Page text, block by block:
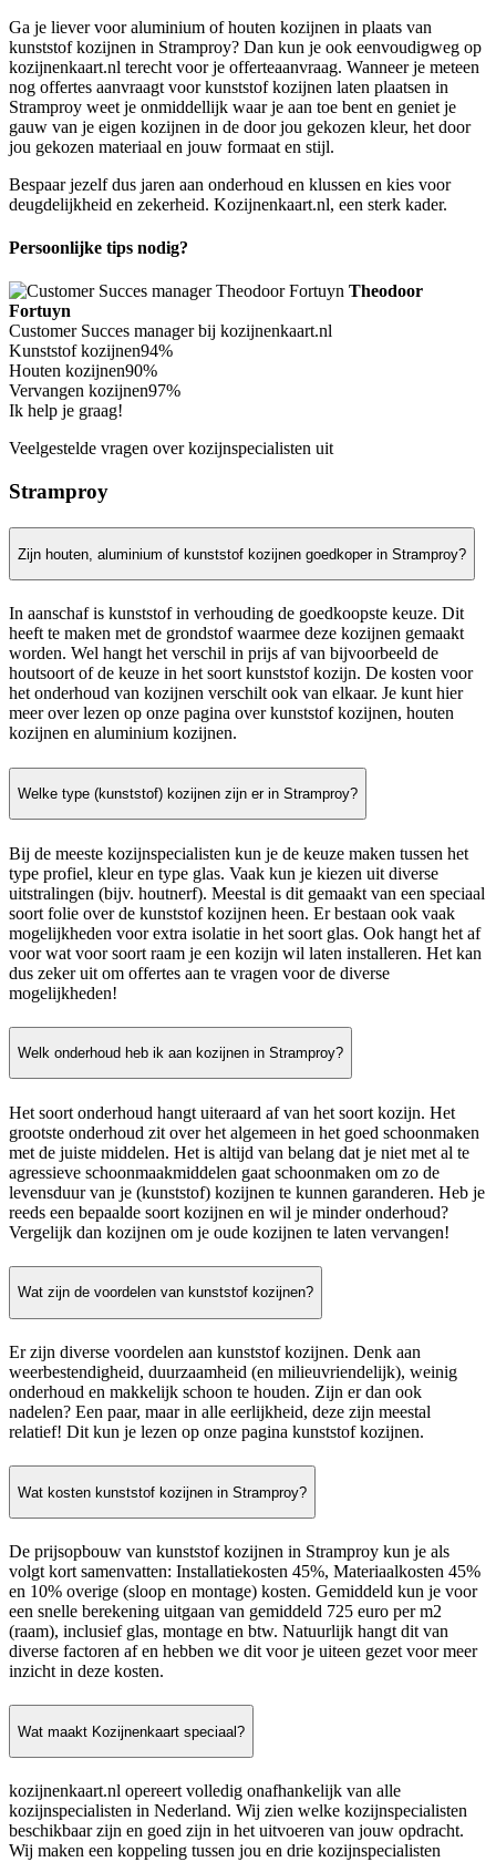
Ga je liever voor aluminium of houten kozijnen in plaats van
kunststof kozijnen in Stramproy? Dan kun je ook eenvoudigweg op
kozijnenkaart.nl terecht voor je offerteaanvraag. Wanneer je meteen
nog offertes aanvraagt voor kunststof kozijnen laten plaatsen in
Stramproy weet je onmiddellijk waar je aan toe bent en geniet je
gauw van je eigen kozijnen in de door jou gekozen kleur, het door
jou gekozen materiaal en jouw formaat en stijl.
Bespaar jezelf dus jaren aan onderhoud en klussen en kies voor
deugdelijkheid en zekerheid. Kozijnenkaart.nl, een sterk kader.
Persoonlijke tips nodig?
Theodoor
Fortuyn
Customer Succes manager bij kozijnenkaart.nl
Kunststof kozijnen94%
Houten kozijnen90%
Vervangen kozijnen97%
Ik help je graag!
Veelgestelde vragen over kozijnspecialisten uit
Stramproy
Zijn houten, aluminium of kunststof kozijnen goedkoper in Stramproy?
In aanschaf is kunststof in verhouding de goedkoopste keuze. Dit
heeft te maken met de grondstof waarmee deze kozijnen gemaakt
worden. Wel hangt het verschil in prijs af van bijvoorbeeld de
houtsoort of de keuze in het soort kunststof kozijn. De kosten voor
het onderhoud van kozijnen verschilt ook van elkaar. Je kunt hier
meer over lezen op onze pagina over kunststof kozijnen, houten
kozijnen en aluminium kozijnen.
Welke type (kunststof) kozijnen zijn er in Stramproy?
Bij de meeste kozijnspecialisten kun je de keuze maken tussen het
type profiel, kleur en type glas. Vaak kun je kiezen uit diverse
uitstralingen (bijv. houtnerf). Meestal is dit gemaakt van een speciaal
soort folie over de kunststof kozijnen heen. Er bestaan ook vaak
mogelijkheden voor extra isolatie in het soort glas. Ook hangt het af
voor wat voor soort raam je een kozijn wil laten installeren. Het kan
dus zeker uit om offertes aan te vragen voor de diverse
mogelijkheden!
Welk onderhoud heb ik aan kozijnen in Stramproy?
Het soort onderhoud hangt uiteraard af van het soort kozijn. Het
grootste onderhoud zit over het algemeen in het goed schoonmaken
met de juiste middelen. Het is altijd van belang dat je niet met al te
agressieve schoonmaakmiddelen gaat schoonmaken om zo de
levensduur van je (kunststof) kozijnen te kunnen garanderen. Heb je
reeds een bepaalde soort kozijnen en wil je minder onderhoud?
Vergelijk dan kozijnen om je oude kozijnen te laten vervangen!
Wat zijn de voordelen van kunststof kozijnen?
Er zijn diverse voordelen aan kunststof kozijnen. Denk aan
weerbestendigheid, duurzaamheid (en milieuvriendelijk), weinig
onderhoud en makkelijk schoon te houden. Zijn er dan ook
nadelen? Een paar, maar in alle eerlijkheid, deze zijn meestal
relatief! Dit kun je lezen op onze pagina kunststof kozijnen.
Wat kosten kunststof kozijnen in Stramproy?
De prijsopbouw van kunststof kozijnen in Stramproy kun je als
volgt kort samenvatten: Installatiekosten 45%, Materiaalkosten 45%
en 10% overige (sloop en montage) kosten. Gemiddeld kun je voor
een snelle berekening uitgaan van gemiddeld 725 euro per m2
(raam), inclusief glas, montage en btw. Natuurlijk hangt dit van
diverse factoren af en hebben we dit voor je uiteen gezet voor meer
inzicht in deze kosten.
Wat maakt Kozijnenkaart speciaal?
kozijnenkaart.nl opereert volledig onafhankelijk van alle
kozijnspecialisten in Nederland. Wij zien welke kozijnspecialisten
beschikbaar zijn en goed zijn in het uitvoeren van jouw opdracht.
Wij maken een koppeling tussen jou en drie kozijnspecialisten